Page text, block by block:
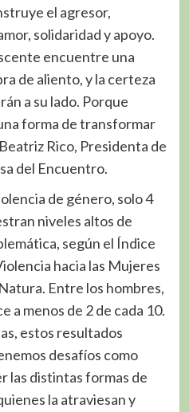
el agresor,
solidaridad y apoyo.
encuentre una
de aliento, y la certeza
a su lado. Porque
forma de transformar
Rico, Presidenta de
del Encuentro.
de género, solo 4
niveles altos de
según el Índice
hacia las Mujeres
Entre los hombres,
a menos de 2 de cada 10.
estos resultados
desafíos como
las distintas formas de
la atraviesan y